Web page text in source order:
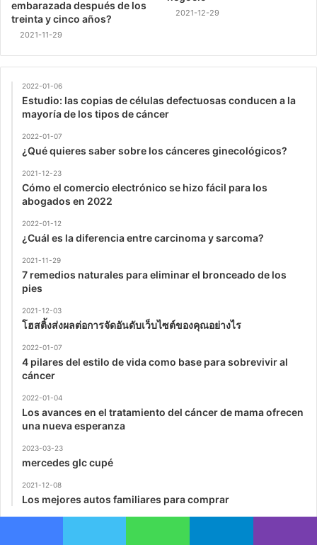
embarazada después de los
treinta y cinco años?
2021-11-29
2021-12-29
2022-01-06
Estudio: las copias de células defectuosas conducen a la
mayoría de los tipos de cáncer
2022-01-07
¿Qué quieres saber sobre los cánceres ginecológicos?
2021-12-23
Cómo el comercio electrónico se hizo fácil para los
abogados en 2022
2022-01-12
¿Cuál es la diferencia entre carcinoma y sarcoma?
2021-11-29
7 remedios naturales para eliminar el bronceado de los
pies
2021-12-03
โฮสติ้งส่งผลต่อการจัดอันดับเว็บไซต์ของคุณอย่างไร
2022-01-07
4 pilares del estilo de vida como base para sobrevivir al
cáncer
2022-01-04
Los avances en el tratamiento del cáncer de mama ofrecen
una nueva esperanza
2023-03-23
mercedes glc cupé
2021-12-08
Los mejores autos familiares para comprar